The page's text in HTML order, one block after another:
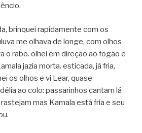
brinquei rapidamente com os
me olhava de longe, com olhos
o rabo. olhei em direção ao fogão e
jazia morta. esticada, já fria,
os olhos e vi Lear, quase
ao colo: passarinhos cantam lá
mas Kamala está fria e seu